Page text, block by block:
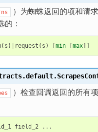
）为蜘蛛返回的项和请
的：
( s ) request ( s ) min max]]
）检查回调返回的所有
field_2 ...